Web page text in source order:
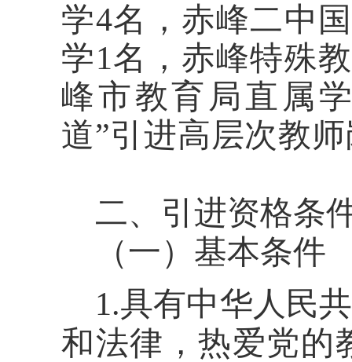
学4名，赤峰二中
学1名
，赤峰特殊
峰市教育局直属
道”引进高层次教
二、引进资格条
（一）基本条件
1.具有中华人民
和法律，热爱党的